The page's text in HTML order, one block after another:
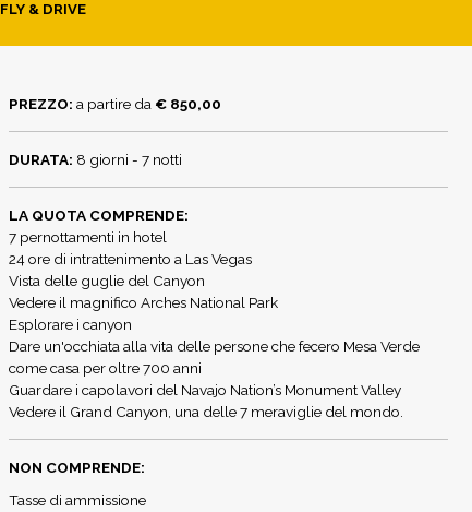
FLY & DRIVE
PREZZO: a partire da € 850,00
DURATA: 8 giorni - 7 notti
LA QUOTA COMPRENDE:
7 pernottamenti in hotel
24 ore di intrattenimento a Las Vegas
Vista delle guglie del Canyon
Vedere il magnifico Arches National Park
Esplorare i canyon
Dare un'occhiata alla vita delle persone che fecero Mesa Verde
come casa per oltre 700 anni
Guardare i capolavori del Navajo Nation’s Monument Valley
Vedere il Grand Canyon, una delle 7 meraviglie del mondo.
NON COMPRENDE:
Tasse di ammissione